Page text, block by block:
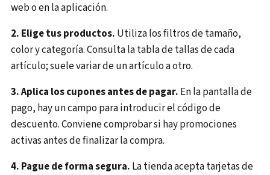
web o en la aplicación.
2. Elige tus productos. Utiliza los filtros de tamaño,
color y categoría. Consulta la tabla de tallas de cada
artículo; suele variar de un artículo a otro.
3. Aplica los cupones antes de pagar. En la pantalla de
pago, hay un campo para introducir el código de
descuento. Conviene comprobar si hay promociones
activas antes de finalizar la compra.
4. Pague de forma segura. La tienda acepta tarjetas de